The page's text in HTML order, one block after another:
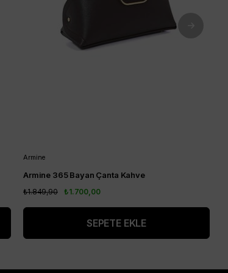
Armine
Armine 365 Bayan Çanta Kahve
₺1.700,00
₺1.849,90
SEPETE EKLE